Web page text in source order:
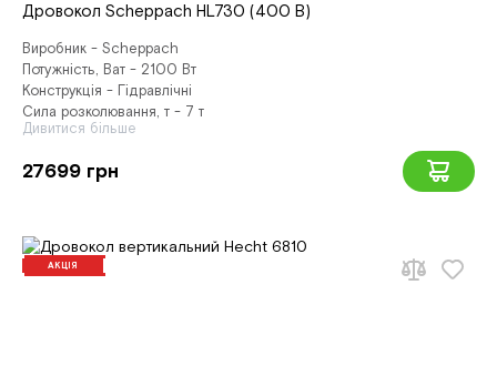
Дровокол Scheppach HL730 (400 В)
Виробник - Scheppach
Потужність, Ват - 2100 Вт
Конструкція - Гідравлічні
Сила розколювання, т - 7 т
Дивитися більше
27699 грн
АКЦІЯ